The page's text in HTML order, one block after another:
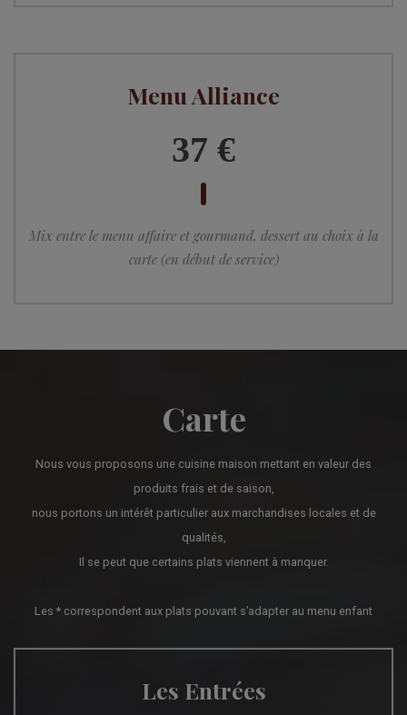
Menu Alliance
37 €
Mix entre le menu affaire et gourmand, dessert au choix à la
carte (en début de service)
Carte
Nous vous proposons une cuisine maison mettant en valeur des
produits frais et de saison,
nous portons un intérêt particulier aux marchandises locales et de
qualités,
Il se peut que certains plats viennent à manquer.
Les * correspondent aux plats pouvant s’adapter au menu enfant
Les Entrées